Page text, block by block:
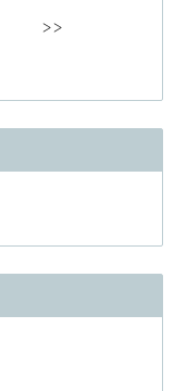
>>